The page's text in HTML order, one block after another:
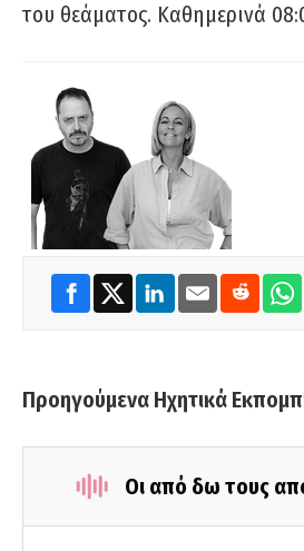
του θεάματος. Καθημερινά
Προηγούμενα Ηχητικά
Οι από δω τους